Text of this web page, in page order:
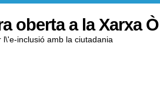
oberta a la Xarxa
inclusió amb la ciutadania